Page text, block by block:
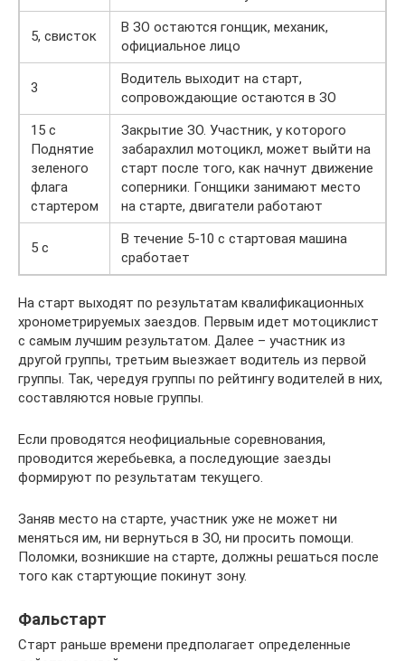
5, свисток
В ЗО остаются гонщик, механик,
официальное лицо
3
Водитель выходит на старт,
сопровождающие остаются в ЗО
15 с
Поднятие
зеленого
флага
стартером
Закрытие ЗО. Участник, у которого
забарахлил мотоцикл, может выйти на
старт после того, как начнут движение
соперники. Гонщики занимают место
на старте, двигатели работают
5 с
В течение 5-10 с стартовая машина
сработает
На старт выходят по результатам квалификационных
хронометрируемых заездов. Первым идет мотоциклист
с самым лучшим результатом. Далее – участник из
другой группы, третьим выезжает водитель из первой
группы. Так, чередуя группы по рейтингу водителей в них,
составляются новые группы.
Если проводятся неофициальные соревнования,
проводится жеребьевка, а последующие заезды
формируют по результатам текущего.
Заняв место на старте, участник уже не может ни
меняться им, ни вернуться в ЗО, ни просить помощи.
Поломки, возникшие на старте, должны решаться после
того как стартующие покинут зону.
Фальстарт
Старт раньше времени предполагает определенные